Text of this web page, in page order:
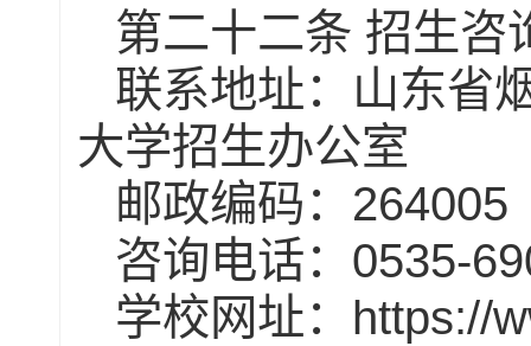
第二十二条 招生咨
联系地址：山东省
大学招生办公室
邮政编码： 264005
咨询电话： 0535-
学校网址： https://